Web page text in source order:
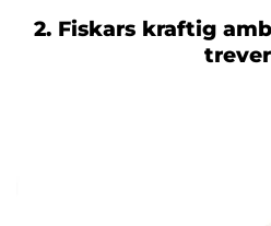
2. Fiskars kraftig